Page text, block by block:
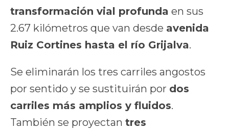
transformación vial profunda en sus
2.67 kilómetros que van desde avenida
Ruiz Cortines hasta el río Grijalva.
Se eliminarán los tres carriles angostos
por sentido y se sustituirán por dos
carriles más amplios y fluidos.
También se proyectan tres